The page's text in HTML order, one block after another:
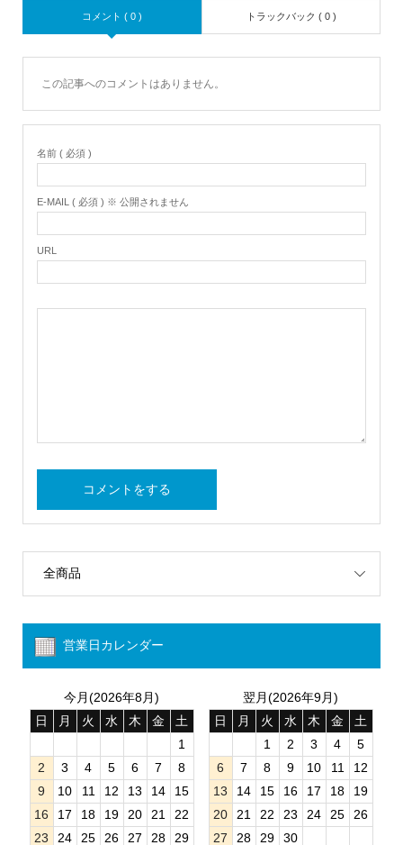
コメント ( 0 ) トラックバック ( 0 )
この記事へのコメントはありません。
名前 ( 必須 )
E-MAIL ( 必須 ) ※ 公開されません
URL
全商品
営業日カレンダー
今月(2026年8月)
日
月 火 水 木 金
土
1
2
3 4 5 6 7
8
9
10 11 12 13 14
15
16
17 18 19 20 21
22
23
24 25 26 27 28 29
翌月(2026年9月)
日
月 火 水 木 金
土
1
2 3 4
5
6
7 8 9 10 11
12
13
14 15 16 17 18
19
20
21 22 23 24 25
26
27
28 29 30